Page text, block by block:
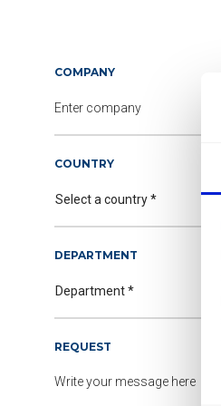
COMPANY
COUNTRY
DEPARTMENT
REQUEST